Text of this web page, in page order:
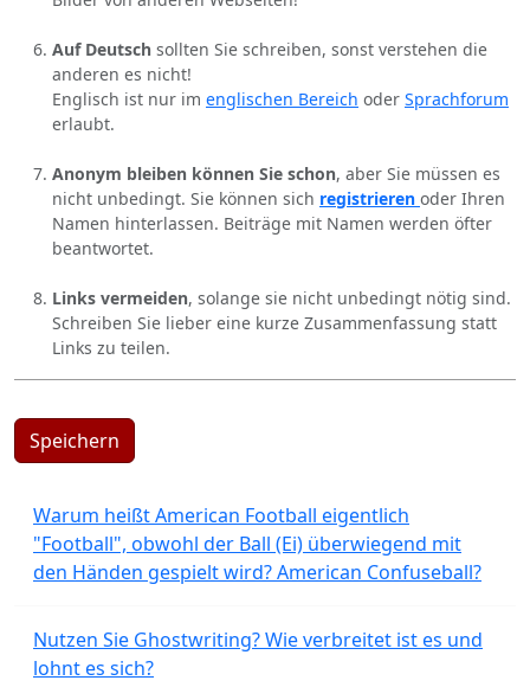
Auf Deutsch sollten Sie schreiben, sonst verstehen die
anderen es nicht!
Englisch ist nur im englischen Bereich oder Sprachforum
erlaubt.
Anonym bleiben können Sie schon, aber Sie müssen es
nicht unbedingt. Sie können sich registrieren oder Ihren
Namen hinterlassen. Beiträge mit Namen werden öfter
beantwortet.
Links vermeiden, solange sie nicht unbedingt nötig sind.
Schreiben Sie lieber eine kurze Zusammenfassung statt
Links zu teilen.
Speichern
Warum heißt American Football eigentlich
"Football", obwohl der Ball (Ei) überwiegend mit
den Händen gespielt wird? American Confuseball?
Nutzen Sie Ghostwriting? Wie verbreitet ist es und
lohnt es sich?